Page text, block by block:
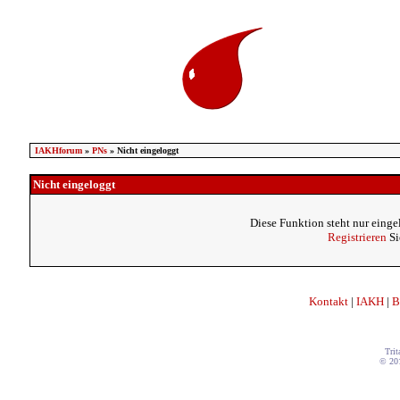
IAKHforum» PNs» Nicht eingeloggt
Nicht eingeloggt
Diese Funktion steht nur
Registrieren
Kontakt | IAKH |
©